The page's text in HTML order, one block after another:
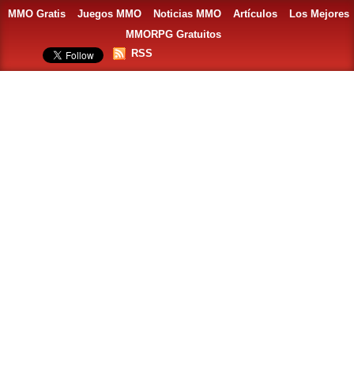
MMO Gratis Juegos MMO Noticias MMO Artículos
Los Mejores
MMORPG Gratuitos
RSS